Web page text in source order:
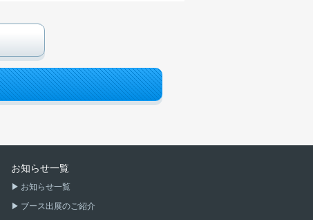
お知らせ一覧
お知らせ一覧
ブース出展のご紹介